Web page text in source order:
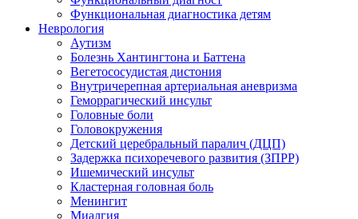
Функциональная диагностика детям
Неврология
Аутизм
Болезнь Хантингтона и Баттена
Вегетососудистая дистония
Внутричерепная артериальная аневризма
Геморрагический инсульт
Головные боли
Головокружения
Детский церебральный паралич (ДЦП)
Задержка психоречевого развития (ЗПРР)
Ишемический инсульт
Кластерная головная боль
Менингит
Миалгия